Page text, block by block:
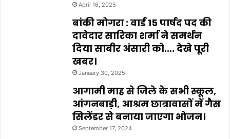
April 16, 2025
बांकी मोगरा : वार्ड 15 पार्षद पद की
दावेदार सारिका शर्मा ने समर्थन
दिया साबीर अंसारी को…. देखे पूरी
खबर।
January 30, 2025
आगामी माह से जिले के सभी स्कूल,
आंगनबाड़ी, आश्रम छात्रावासों में गैस
सिलेंडर से बनाया जाएगा भोजन।
September 17, 2024